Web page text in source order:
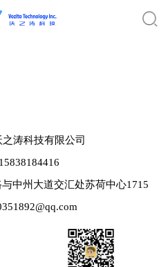
涛科技有限公司
中州大道交汇处苏荷中心1715